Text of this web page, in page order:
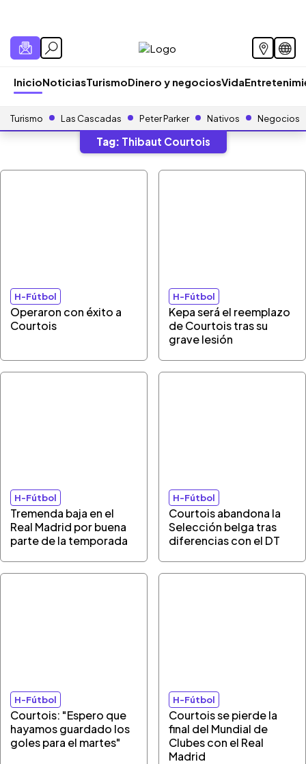
InicioNoticiasTurismoDinero y negociosVida
Turismo Las Cascadas Peter Parker Nativos Negocios
Tag: Thibaut Courtois
H-Fútbol
Operaron con éxito a
Courtois
H-Fútbol
Kepa será el reemplazo
de Courtois tras su
grave lesión
H-Fútbol
Tremenda baja en el
Real Madrid por buena
parte de la temporada
H-Fútbol
Courtois abandona la
Selección belga tras
diferencias con el DT
H-Fútbol
Courtois: "Espero que
hayamos guardado los
goles para el martes"
H-Fútbol
Courtois se pierde la
final del Mundial de
Clubes con el Real
Madrid